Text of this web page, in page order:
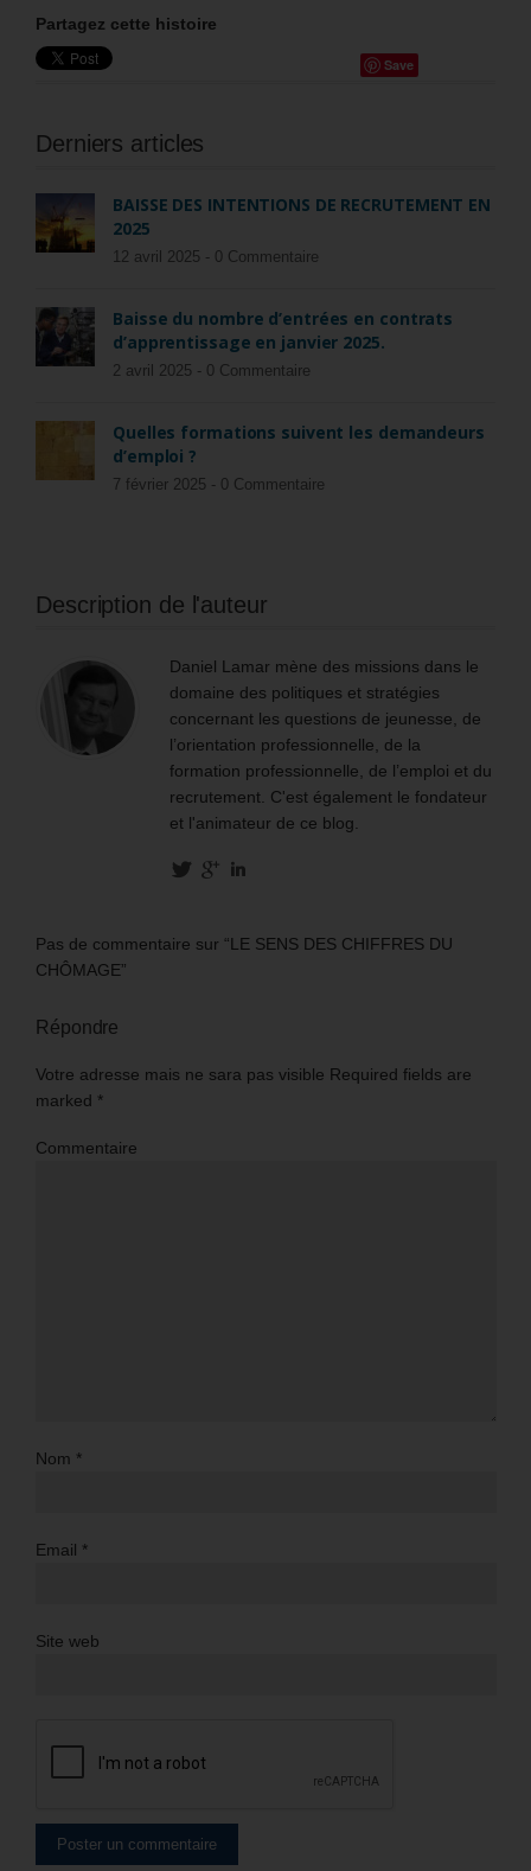
Partagez cette histoire
Save
Derniers articles
BAISSE DES INTENTIONS DE RECRUTEMENT EN
2025
12 avril 2025 - 0 Commentaire
Baisse du nombre d’entrées en contrats
d’apprentissage en janvier 2025.
2 avril 2025 - 0 Commentaire
Quelles formations suivent les demandeurs
d’emploi ?
7 février 2025 - 0 Commentaire
Description de l'auteur
Daniel Lamar mène des missions dans le
domaine des politiques et stratégies
concernant les questions de jeunesse, de
l’orientation professionnelle, de la
formation professionnelle, de l’emploi et du
recrutement. C'est également le fondateur
et l'animateur de ce blog.
Pas de commentaire sur “LE SENS DES CHIFFRES DU
CHÔMAGE”
Répondre
Votre adresse mais ne sara pas visible Required fields are
marked *
Commentaire
Nom *
Email *
Site web